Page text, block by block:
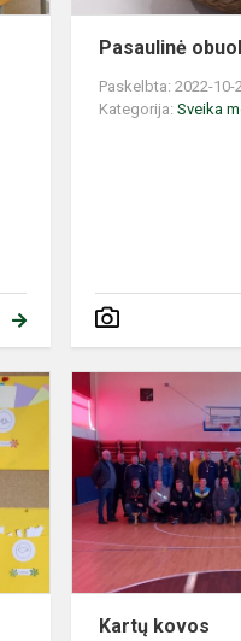
Pasaulinė
Paskelbta: 2022-10-
Kategorija:Sveika
Atpažink
savo
jausmus
ir
jauskis
gerai
Kartų kovos